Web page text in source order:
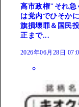
高市政権"それ急
は党内でひそか
旗損壊罪＆国民
正まで...
2026年06月28日